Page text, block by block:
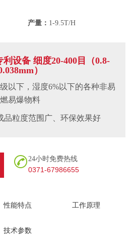
产量： 1-9.5T/H
设备 细度20-400目（0.8-
）
以下，湿度6%以下的各种非易
燃易爆物料
品粒度范围广、环保效果好
24小时免费热线
0371-67986655
性能特点 工作原理
技术参数